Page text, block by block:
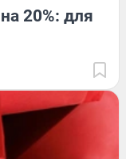
20%: для